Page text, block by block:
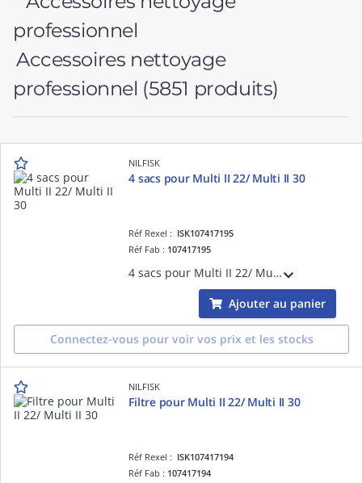
Accessoires nettoyage
professionnel (5851 produits)
NILFISK
4 sacs pour Multi II 22/ Multi II 30
Réf Rexel : ISK107417195
Réf Fab : 107417195
4 sacs pour Multi II 22/ Multi II 30
Ajouter au panier
Connectez-vous pour voir vos prix et les stocks
NILFISK
Filtre pour Multi II 22/ Multi II 30
Réf Rexel : ISK107417194
Réf Fab : 107417194